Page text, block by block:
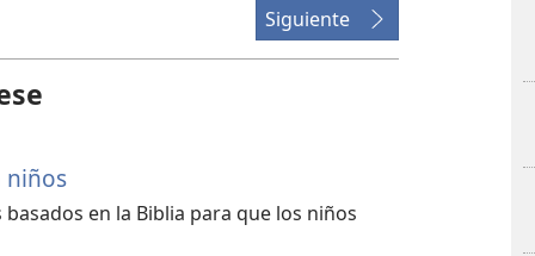
Siguiente
niños
en la Biblia para que los niños